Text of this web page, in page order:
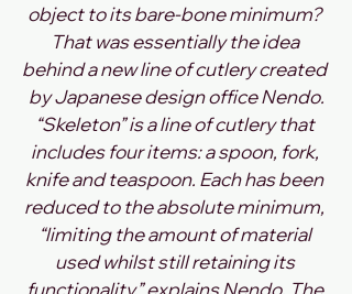
object to its bare-bone minimum?
That was essentially the idea
behind a new line of cutlery created
by Japanese design office Nendo.
“Skeleton” is a line of cutlery that
includes four items: a spoon, fork,
knife and teaspoon. Each has been
reduced to the absolute minimum,
“limiting the amount of material
used whilst still retaining its
functionality,” explains Nendo. The